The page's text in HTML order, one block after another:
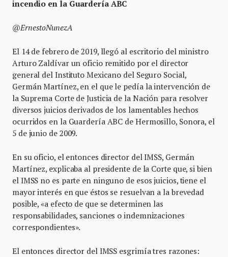
incendio en la Guardería ABC
@ErnestoNunezA
El 14 de febrero de 2019, llegó al escritorio del ministro
Arturo Zaldívar un oficio remitido por el director
general del Instituto Mexicano del Seguro Social,
Germán Martínez, en el que le pedía la intervención de
la Suprema Corte de Justicia de la Nación para resolver
diversos juicios derivados de los lamentables hechos
ocurridos en la Guardería ABC de Hermosillo, Sonora, el
5 de junio de 2009.
En su oficio, el entonces director del IMSS, Germán
Martínez, explicaba al presidente de la Corte que, si bien
el IMSS no es parte en ninguno de esos juicios, tiene el
mayor interés en que éstos se resuelvan a la brevedad
posible, «a efecto de que se determinen las
responsabilidades, sanciones o indemnizaciones
correspondientes».
El entonces director del IMSS esgrimía tres razones: